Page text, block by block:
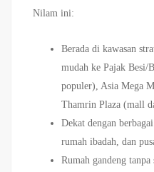
Nilam ini:
Berada di kawasan
mudah ke Pajak Besi/
populer), Asia Mega
Thamrin Plaza (mall
Dekat dengan
rumah ibadah, dan
Rumah gandeng